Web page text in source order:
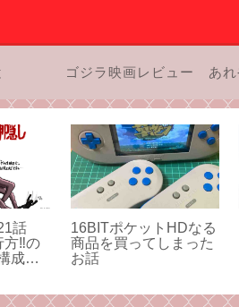
ゴジラ映画レビュー
話
方‼の
成。
ため注
16BITポケットHDなる
商品を買ってしまった
お話